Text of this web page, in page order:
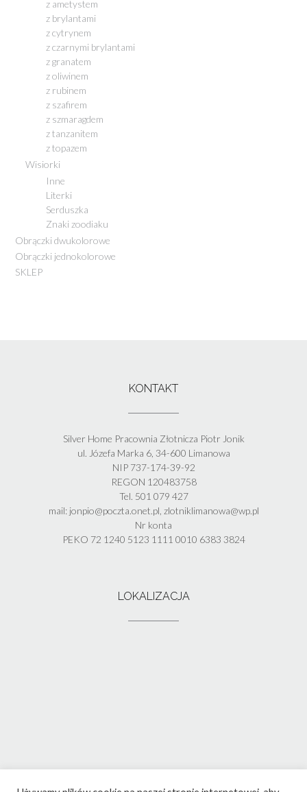
z ametystem
z brylantami
z cytrynem
z czarnymi brylantami
z granatem
z oliwinem
z rubinem
z szafirem
z szmaragdem
z tanzanitem
z topazem
Wisiorki
Inne
Literki
Serduszka
Znaki zoodiaku
Obrączki dwukolorowe
Obrączki jednokolorowe
SKLEP
KONTAKT
Silver Home Pracownia Złotnicza Piotr Jonik
ul. Józefa Marka 6, 34-600 Limanowa
NIP 737-174-39-92
REGON 120483758
Tel. 501 079 427
mail: jonpio@poczta.onet.pl, zlotniklimanowa@wp.pl
Nr konta
PEKO 72 1240 5123 1111 0010 6383 3824
LOKALIZACJA